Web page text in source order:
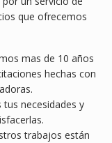
que ofrecemos
mas de 10 años
hechas con
tus necesidades y
trabajos están